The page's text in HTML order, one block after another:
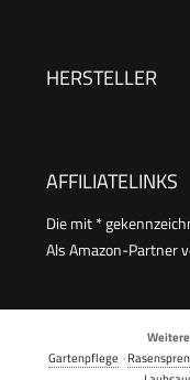
Arbeitstiefe,
HERSTELLER
AFFILIATELINKS
Die mit *
Als Amazon-Partner
Gartenpflege ·